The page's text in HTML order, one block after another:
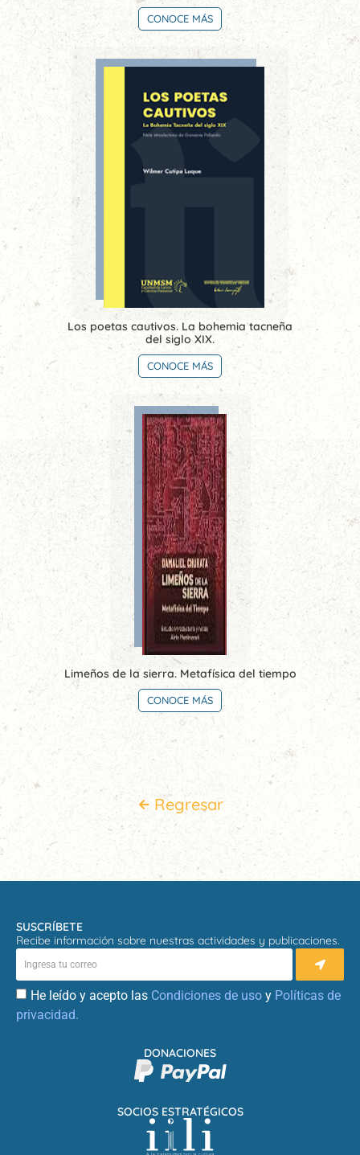
CONOCE MÁS
Los poetas cautivos. La bohemia tacneña
del siglo XIX.
CONOCE MÁS
Limeños de la sierra. Metafísica del tiempo
CONOCE MÁS
Regresar
SUSCRÍBETE
Recibe información sobre nuestras actividades y publicaciones.
He leído y acepto las Condiciones de uso y Políticas de
privacidad.
SOCIOS ESTRATÉGICOS
DONACIONES